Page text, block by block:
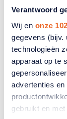
Verantwoord
Wij en onze
gegevens (bijv.
technologieën
apparaat op te
advertenties
gebruikt en
TIP